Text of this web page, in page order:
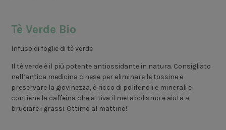
Tè Verde Bio
Infuso di foglie di tè verde
Il tè verde è il più potente antiossidante in natura. Consigliato
nell’antica medicina cinese per eliminare le tossine e
preservare la giovinezza, è ricco di polifenoli e minerali e
contiene la caffeina che attiva il metabolismo e aiuta a
bruciare i grassi. Ottimo al mattino!